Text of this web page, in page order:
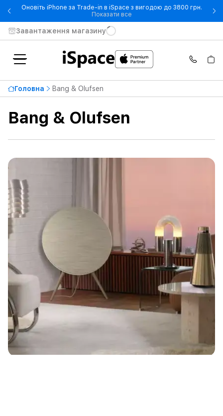
Оновіть iPhone за Trade-in в iSpace з вигодою до 3800 грн.
Показати все- Оновіть iPhone за Trade-in
Завантаження магазину
Головна Bang & Olufsen
Bang & Olufsen
216 000 ₴
Від
Доступність
Колір
Вихідна потужність
Ємність батареї
Встановлений голосовий помічник
Матеріал
Підходить до
Parent Products (multi)